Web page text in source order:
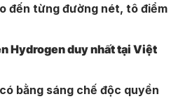
đến từng đường nét, tô điểm
Hydrogen duy nhất tại Việt
bằng sáng chế độc quyền